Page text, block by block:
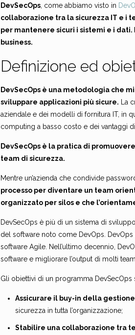
DevSecOps , come abbiamo visto in
collaborazione tra la sicurezza IT e i
per mantenere sicuri i sistemi e i
business.
Definizione ed
DevSecOps è una metodologia che
sviluppare applicazioni più sicure. La
aziendale e dei modelli di fornitura IT, in
computing a basso costo e dei vantaggi
DevSecOps è la pratica di
team di sicurezza.
Mentre un’azienda che condivide
processo per diventare un team
organizzato per silos e che
DevSecOps è più di un sistema di
del software noto come DevOps.
software Agile. Nell’ultimo decennio,
software e migliorare l’output di molti
Gli obiettivi di un programma DevSecOps
Assicurare il buy-in della
sicurezza in tutta l’organizzazione;
Stabilire una collaborazione tra